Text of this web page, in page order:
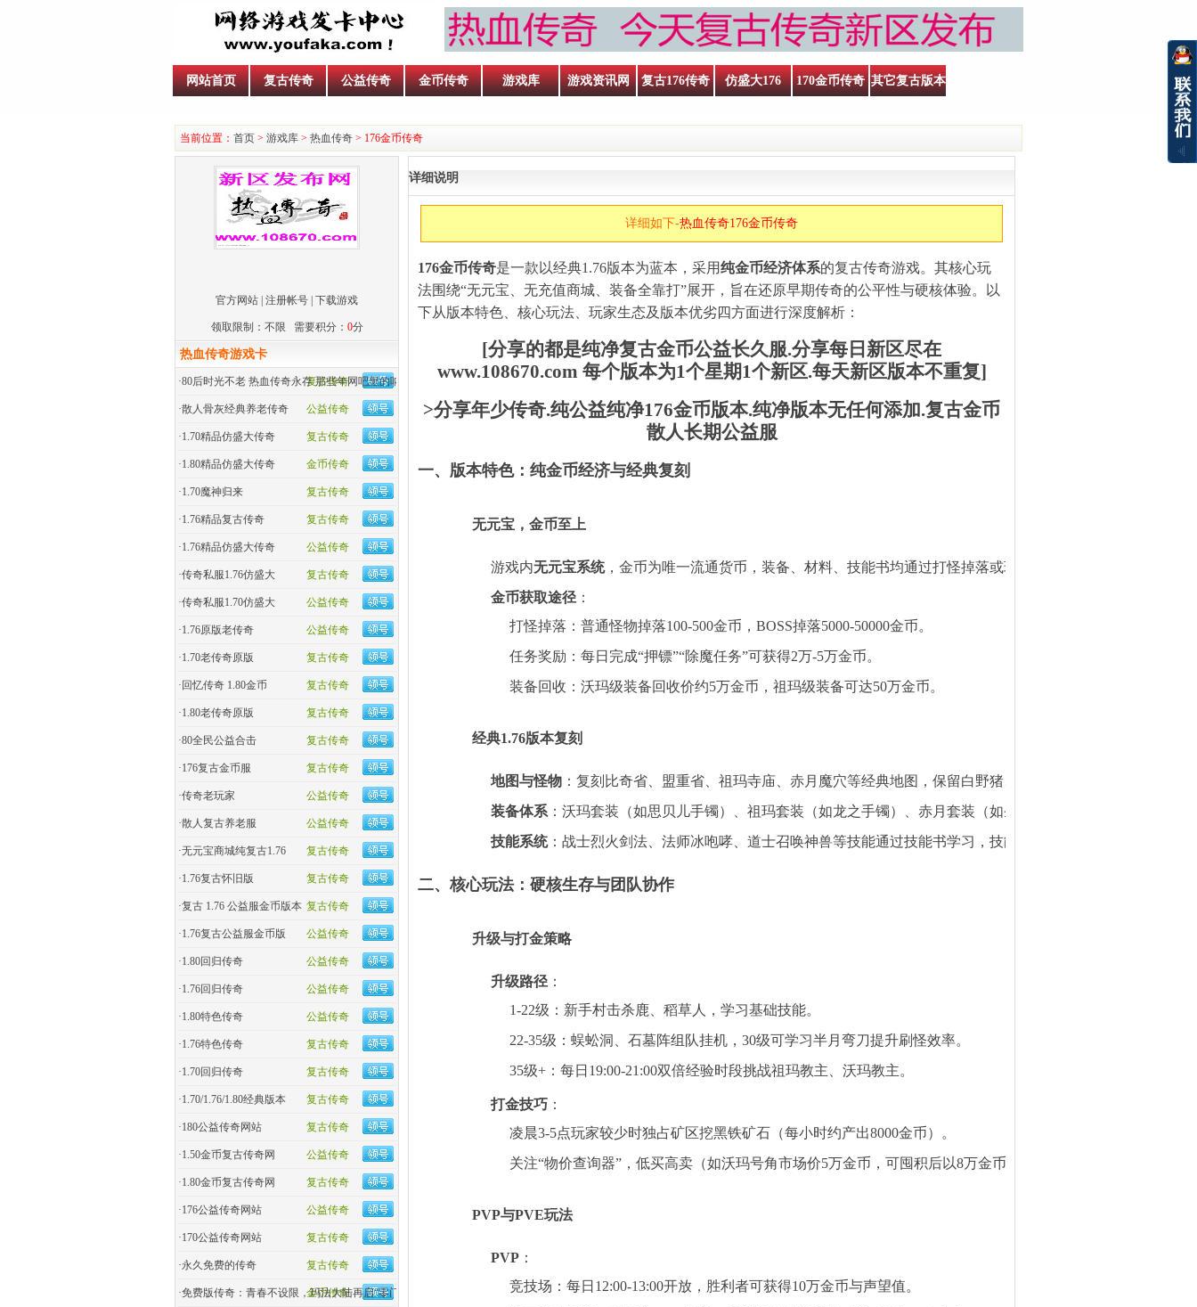
网站首页 复古传奇 公益传奇 金币传奇 游戏库 游戏资讯网 复古176传奇 仿盛大176 170金币传奇 其它复古版本
当前位置： 首页 > 游戏库 > 热血传奇 > 176金币传奇
官方网站 注册帐号 下载游戏
领取限制：不限 需要积分： 0分
热血传奇游戏卡
复古传奇
·80后时光不老 热血传奇永存 那些年网吧里的呐喊
公益传奇
·散人骨灰经典养老传奇
复古传奇
·1.70精品仿盛大传奇
金币传奇
·1.80精品仿盛大传奇
复古传奇
·1.70魔神归来
复古传奇
·1.76精品复古传奇
公益传奇
·1.76精品仿盛大传奇
复古传奇
·传奇私服1.76仿盛大
公益传奇
·传奇私服1.70仿盛大
公益传奇
·1.76原版老传奇
复古传奇
·1.70老传奇原版
复古传奇
· 回忆传奇 1.80金币
复古传奇
·1.80老传奇原版
复古传奇
·80全民公益合击
复古传奇
·176复古金币服
公益传奇
·传奇老玩家
公益传奇
·散人复古养老服
复古传奇
·无元宝商城纯复古1.76
复古传奇
·1.76复古怀旧版
复古传奇
·复古 1.76 公益服金币版本
公益传奇
·1.76复古公益服金币版
公益传奇
·1.80回归传奇
公益传奇
·1.76回归传奇
公益传奇
·1.80特色传奇
复古传奇
·1.76特色传奇
复古传奇
·1.70回归传奇
复古传奇
·1.70/1.76/1.80经典版本
复古传奇
·180公益传奇网站
公益传奇
·1.50金币复古传奇网
复古传奇
·1.80金币复古传奇网
公益传奇
·176公益传奇网站
复古传奇
·170公益传奇网站
复古传奇
·永久免费的传奇
金币传奇
·免费版传奇：青春不设限，玛法大陆再启“零门槛”热血
详细说明
详细如下-热血传奇176金币传奇
176金币传奇‌是一款以经典1.76版本为蓝本，采用‌纯金币经济体系‌的复古传奇游戏。其核心玩
法围绕“无元宝、无充值商城、装备全靠打”展开，旨在还原早期传奇的公平性与硬核体验。以
下从版本特色、核心玩法、玩家生态及版本优劣四方面进行深度解析：
[分享的都是纯净复古金币公益长久服.分享每日新区尽在
www.108670.com 每个版本为1个星期1个新区.每天新区版本不重复]
>分享年少传奇.纯公益纯净176金币版本.纯净版本无任何添加.复古金币
散人长期公益服
一、版本特色：纯金币经济与经典复刻
无元宝，金币至上
游戏内‌无元宝系统‌，金币为唯一流通货币，装备、材料、技能书均通过打怪掉落或玩家交易获取。
金币获取途径 ‌：
打怪掉落：普通怪物掉落100-500金币，BOSS掉落5000-50000金币。
任务奖励：每日完成“押镖”“除魔任务”可获得2万-5万金币。
装备回收：沃玛级装备回收价约5万金币，祖玛级装备可达50万金币。
经典1.76版本复刻
地图与怪物 ：复刻比奇省、盟重省、祖玛寺庙、赤月魔穴等经典地图，保留白野猪、沃玛教主、祖玛教主等标志
装备体系 ：沃玛套装（如思贝儿手镯）、祖玛套装（如龙之手镯）、赤月套装（如圣战宝甲）逐级掉落，终极
技能系统：战士烈火剑法、法师冰咆哮、道士召唤神兽等技能通过技能书学习，技能书掉落率极低（如《召唤神
二、核心玩法：硬核生存与团队协作
升级与打金策略
升级路径 ‌：
1-22级：新手村击杀鹿、稻草人，学习基础技能。
22-35级：蜈蚣洞、石墓阵组队挂机，30级可学习半月弯刀提升刷怪效率。
35级+：每日19:00-21:00双倍经验时段挑战祖玛教主、沃玛教主。
打金技巧 ‌：
凌晨3-5点玩家较少时独占矿区挖黑铁矿石（每小时约产出8000金币）。
关注“物价查询器”，低买高卖（如沃玛号角市场价5万金币，可囤积后以8万金币出售）。
PVP与PVE玩法
PVP ‌：
竞技场：每日12:00-13:00开放，胜利者可获得10万金币与声望值。